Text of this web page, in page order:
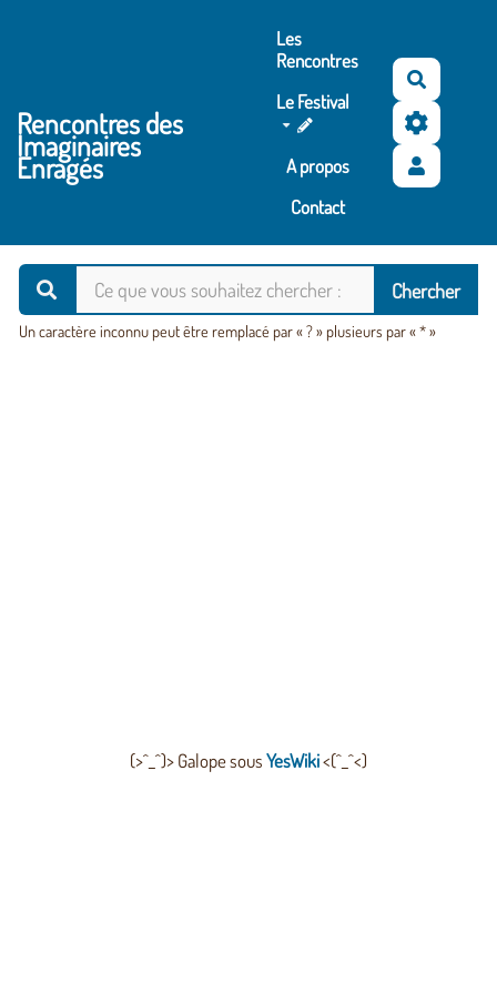
Rencontres des
Imaginaires
Enragés
Les
Rencontres
Le Festival
A propos
Contact
Un caractère inconnu peut être remplacé par « ? » plusieurs par « * »
(>^_^)> Galope sousYesWiki<(^_^<)